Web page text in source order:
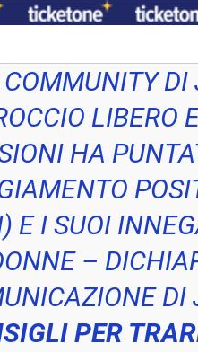
DI
LIBERO
HA
E I SUOI
–
DI
PER